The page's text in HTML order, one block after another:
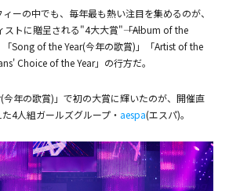
ィーの中でも、毎年最も熱い注目を集めるのが、
トに贈呈される"4大大賞"――「Album of the
Song of the Year(今年の歌賞)」「Artist of the
Choice of the Year」の行方だ。
今年の歌賞)」で初の大賞に輝いたのが、開催直
4人組ガールズグループ・ aespa(エスパ)。